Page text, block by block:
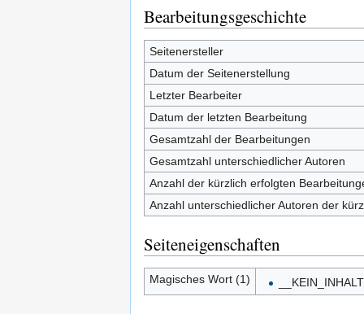
Bearbeitungsgeschichte
Seitenersteller
Datum der Seitenerstellung
Letzter Bearbeiter
Datum der letzten Bearbeitung
Gesamtzahl der Bearbeitungen
Gesamtzahl unterschiedlicher Autoren
Anzahl der kürzlich erfolgten
Anzahl unterschiedlicher Autoren der
Seiteneigenschaften
Magisches Wort (1)